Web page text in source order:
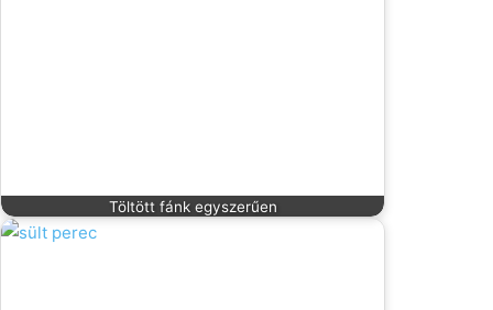
Töltött fánk egyszerűen